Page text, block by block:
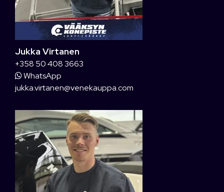
Jukka Virtanen
+358 50 408 3663
WhatsApp
jukka.virtanen@venekauppa.com